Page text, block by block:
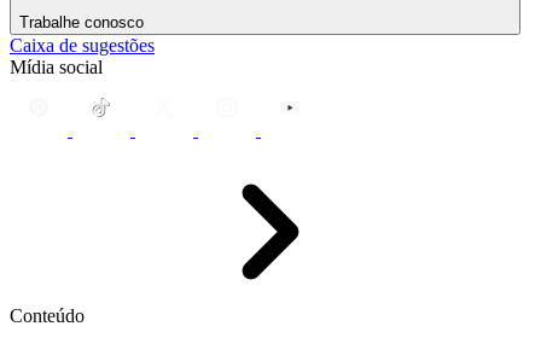
Trabalhe conosco
Caixa de sugestões
Mídia social
Conteúdo